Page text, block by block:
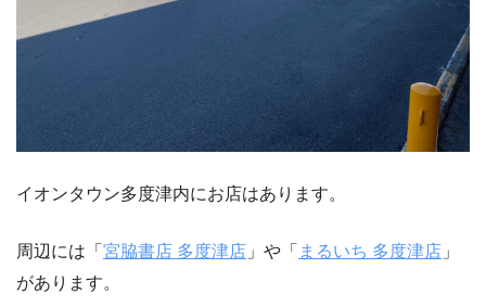
イオンタウン多度津内にお店はあります。
周辺には「 宮脇書店 多度津店 」や「 まるいち 多度津店 」
があります。